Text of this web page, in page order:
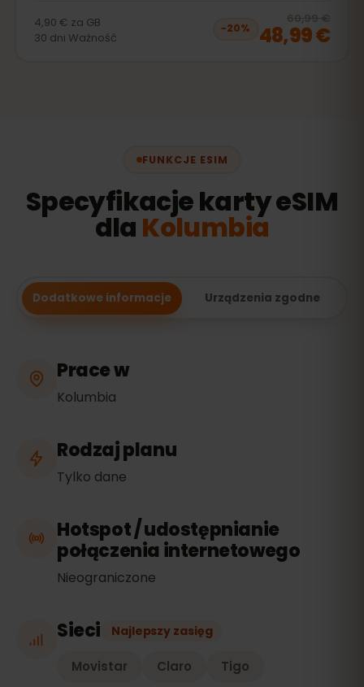
4,90 € za GB
30 dni Ważność
−20%
60,99 €
48,99 €
FUNKCJE ESIM
Specyfikacje karty eSIM
dla Kolumbia
Dodatkowe informacje Urządzenia zgodne
Prace w
Kolumbia
Rodzaj planu
Tylko dane
Hotspot / udostępnianie
połączenia internetowego
Nieograniczone
Sieci Najlepszy zasięg
Movistar Claro Tigo